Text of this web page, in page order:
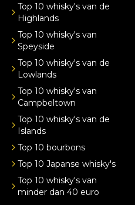
Top 10 whisky's van de
Highlands
Top 10 whisky's van
Speyside
Top 10 whisky's van de
Lowlands
Top 10 whisky's van
Campbeltown
Top 10 whisky's van de
Islands
Top 10 bourbons
Top 10 Japanse whisky's
Top 10 whisky's van
minder dan 40 euro